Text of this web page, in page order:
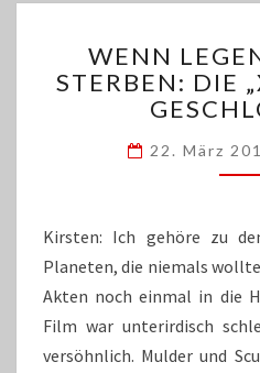
WENN
STERBEN: DIE
22. März
Kirsten: Ich gehöre zu
Planeten, die niemals
Akten noch einmal in die
Film war unterirdisch
versöhnlich. Mulder und